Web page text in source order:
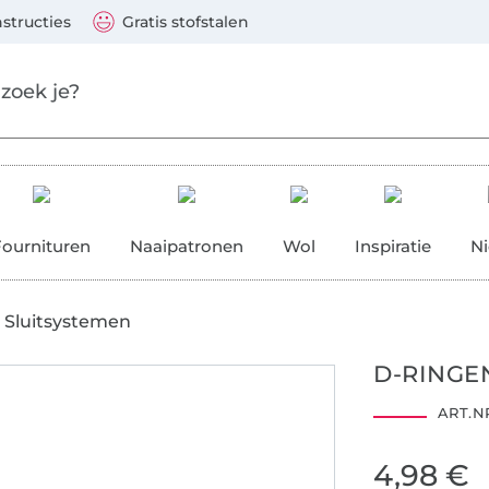
Gratis stofstalen
Naaipatronen Wol Inspiratie
Sluitsystemen
D-
4,98 €
Mastercard, PayPal, iDeal, Vooruitbetaling via